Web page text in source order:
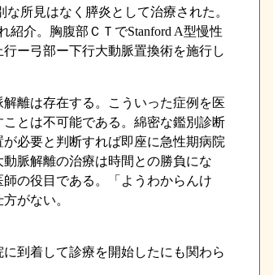
所見はなく膵炎として治療された。
紹介。胸腹部ＣＴでStanford A型慢性
ー弓部ー下行大動脈置換術を施行し
離は存在する。こういった症例を医
とは不可能である。綿密な鑑別診断
必要と判断すれば即座に急性期病院
脈解離の治療は時間との勝負にな
の役目である。「ようわからんけ
がない。
到着して診療を開始したにも関わら